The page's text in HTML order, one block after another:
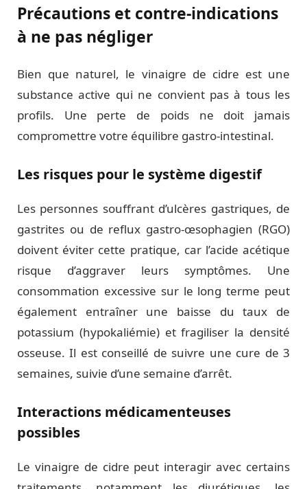
Précautions et contre-indications
à ne pas négliger
Bien que naturel, le vinaigre de cidre est une
substance active qui ne convient pas à tous les
profils. Une perte de poids ne doit jamais
compromettre votre équilibre gastro-intestinal.
Les risques pour le système digestif
Les personnes souffrant d’ulcères gastriques, de
gastrites ou de reflux gastro-œsophagien (RGO)
doivent éviter cette pratique, car l’acide acétique
risque d’aggraver leurs symptômes. Une
consommation excessive sur le long terme peut
également entraîner une baisse du taux de
potassium (hypokaliémie) et fragiliser la densité
osseuse. Il est conseillé de suivre une cure de 3
semaines, suivie d’une semaine d’arrêt.
Interactions médicamenteuses
possibles
Le vinaigre de cidre peut interagir avec certains